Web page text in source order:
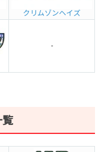
クリムゾンヘイズ
-
覧